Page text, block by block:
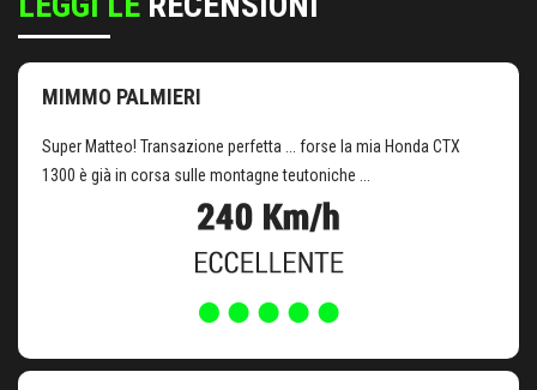
MIMMO PALMIERI
Super Matteo! Transazione perfetta ... forse la mia Honda CTX
1300 è già in corsa sulle montagne teutoniche ...